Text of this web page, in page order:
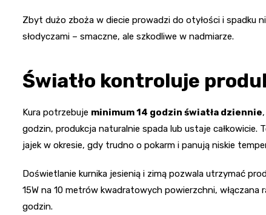
Zbyt dużo zboża w diecie prowadzi do otyłości i spadku
słodyczami – smaczne, ale szkodliwe w nadmiarze.
Światło kontroluje
Kura potrzebuje minimum 14 godzin światła dziennie
godzin, produkcja naturalnie spada lub ustaje całkowicie.
jajek w okresie, gdy trudno o pokarm i panują niskie
Doświetlanie kurnika jesienią i zimą pozwala utrzymać
15W na 10 metrów kwadratowych powierzchni, włączana
godzin.